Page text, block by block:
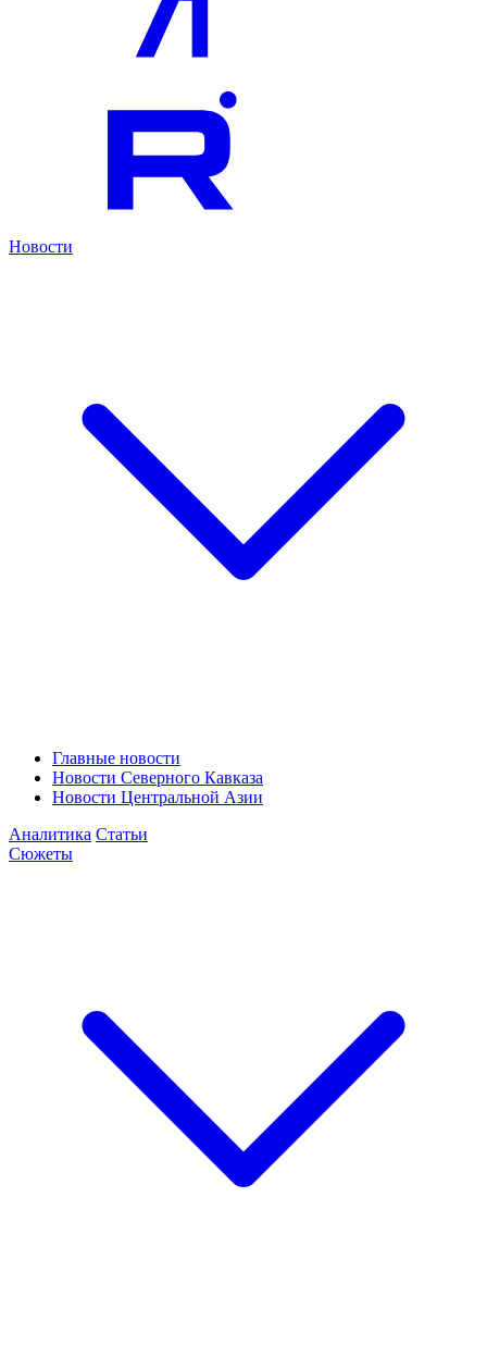
Новости
Главные новости
Новости Северного Кавказа
Новости Центральной Азии
Аналитика Статьи
Сюжеты